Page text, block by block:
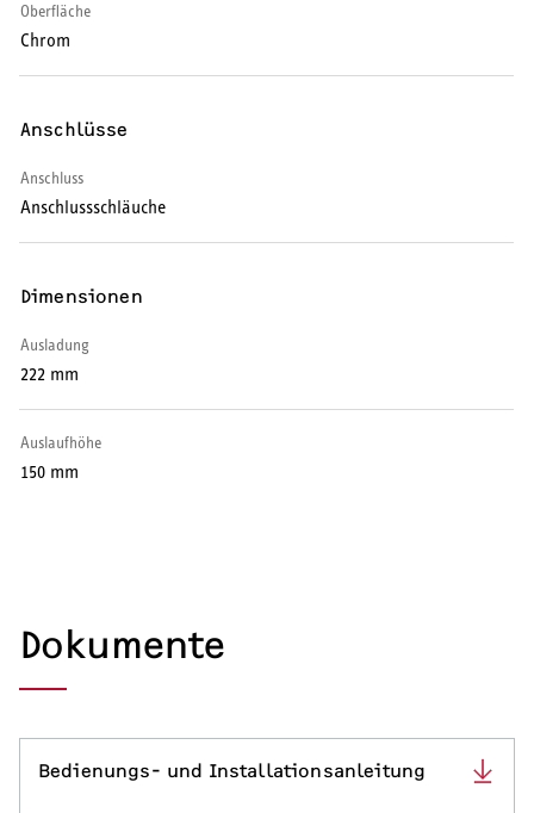
WARMWASSER
Warmwasser-Wärmepumpe
Kochendwassergeräte
Händetrockner
SERVICE
Serviceleistungen
Oberfläche
Chrom
Anschlüsse
Anschluss
Anschlussschläuche
Dimensionen
Ausladung
222 mm
Auslaufhöhe
150 mm
Dokumente
Bedienungs- und Installationsanleitung